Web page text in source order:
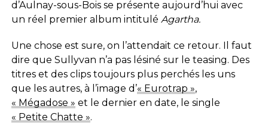
d’Aulnay-sous-Bois se présente aujourd’hui avec
un réel premier album intitulé Agartha.
Une chose est sure, on l’attendait ce retour. Il faut
dire que Sullyvan n’a pas lésiné sur le teasing. Des
titres et des clips toujours plus perchés les uns
que les autres, à l’image d’« Eurotrap »,
« Mégadose » et le dernier en date, le single
« Petite Chatte ».